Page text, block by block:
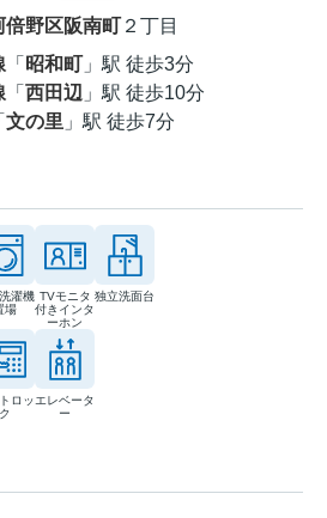
倍野区阪南町 ２丁目
「 昭和町 」駅 徒歩3分
「 西田辺 」駅 徒歩10分
文の里 」駅 徒歩7分
濯機
場
TVモニタ
付きインタ
ーホン
独立洗面台
ロッ
ク
エレベータ
ー